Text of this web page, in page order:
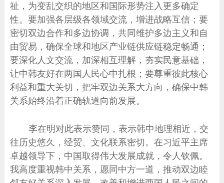
祉，为变乱交织的地区和国际形势注入更多确定
性。要加强各层级各领域交流，增进战略互信；要
密切双边合作和多边协调，共同维护多边主义和自
由贸易，确保全球和地区产业链供应链稳定畅通；
要深化人文交流，加深相互理解，夯实民意基础，
让中韩友好在两国人民心中扎根；要尊重彼此核心
利益和重大关切，把牢双边关系大方向，确保中韩
关系始终沿着正确轨道向前发展。
李在明对此表示赞同，表示韩中地理相近，交
往历史悠久，经贸、文化联系密切。在习近平主席
卓越领导下，中国取得伟大发展成就，令人钦佩。
我高度重视韩中关系，愿同中方一道，推动双边睦